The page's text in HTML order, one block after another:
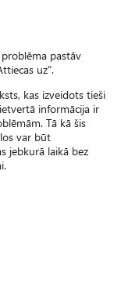
pastāv
uz".
kas izveidots tieši
informācija ir
Tā kā šis
var būt
jebkurā laikā bez